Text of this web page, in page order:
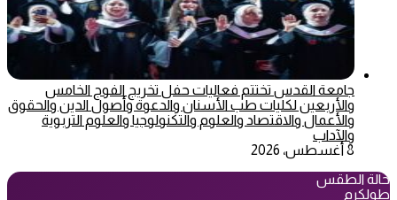
جامعة القدس تختتم فعاليات حفل تخريج الفوج الخامس
والأربعين لكليات طب الأسنان والدعوة وأصول الدين والحقوق
والأعمال والاقتصاد والعلوم والتكنولوجيا والعلوم التربوية
والآداب
8 أغسطس، 2026
حالة الطقس
طولكرم